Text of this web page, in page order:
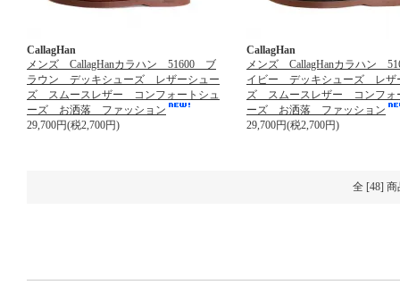
CallagHan
メンズ CallagHanカラハン 51600 ブ
ラウン デッキシューズ レザーシュー
ズ スムースレザー コンフォートシュ
ーズ お洒落 ファッション
29,700円(税2,700円)
CallagHan
メンズ CallagHanカラハン
イビー デッキシューズ レザ
ズ スムースレザー コンフォ
ーズ お洒落 ファッション
29,700円(税2,700円)
全 [48]